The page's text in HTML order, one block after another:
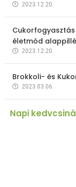
2023.12.20.
életmód
2023.12.20.
Brokkoli- és
2023.03.06.
Napi